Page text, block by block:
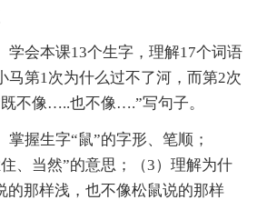
学会本课13个生字，理解17个词语
马第1次为什么过不了河，而第2次
不像…..也不像….”写句子。
掌握生字“鼠”的字形、笔顺；
住、当然”的意思；（3）理解为什
的那样浅，也不像松鼠说的那样